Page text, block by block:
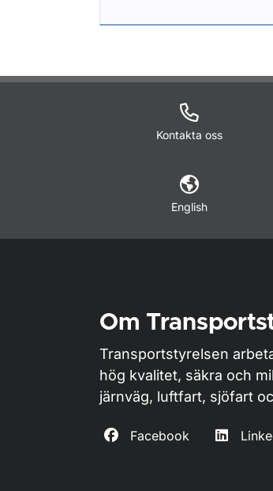
Kontakta oss
English
Om
Transportstyrelsen
hög kvalitet, säkra och
järnväg, luftfart, sjöfart
Facebook